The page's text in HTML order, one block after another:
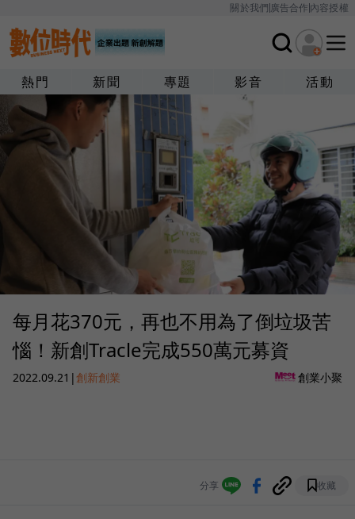
關於我們廣告合作內容授權
熱門 新聞 專題 影音 活動
每月花370元，再也不用為了倒垃圾苦
惱！新創Tracle完成550萬元募資
2022.09.21 |創新創業 創業小聚
分享 收藏